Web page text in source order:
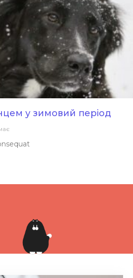
у зимовий період